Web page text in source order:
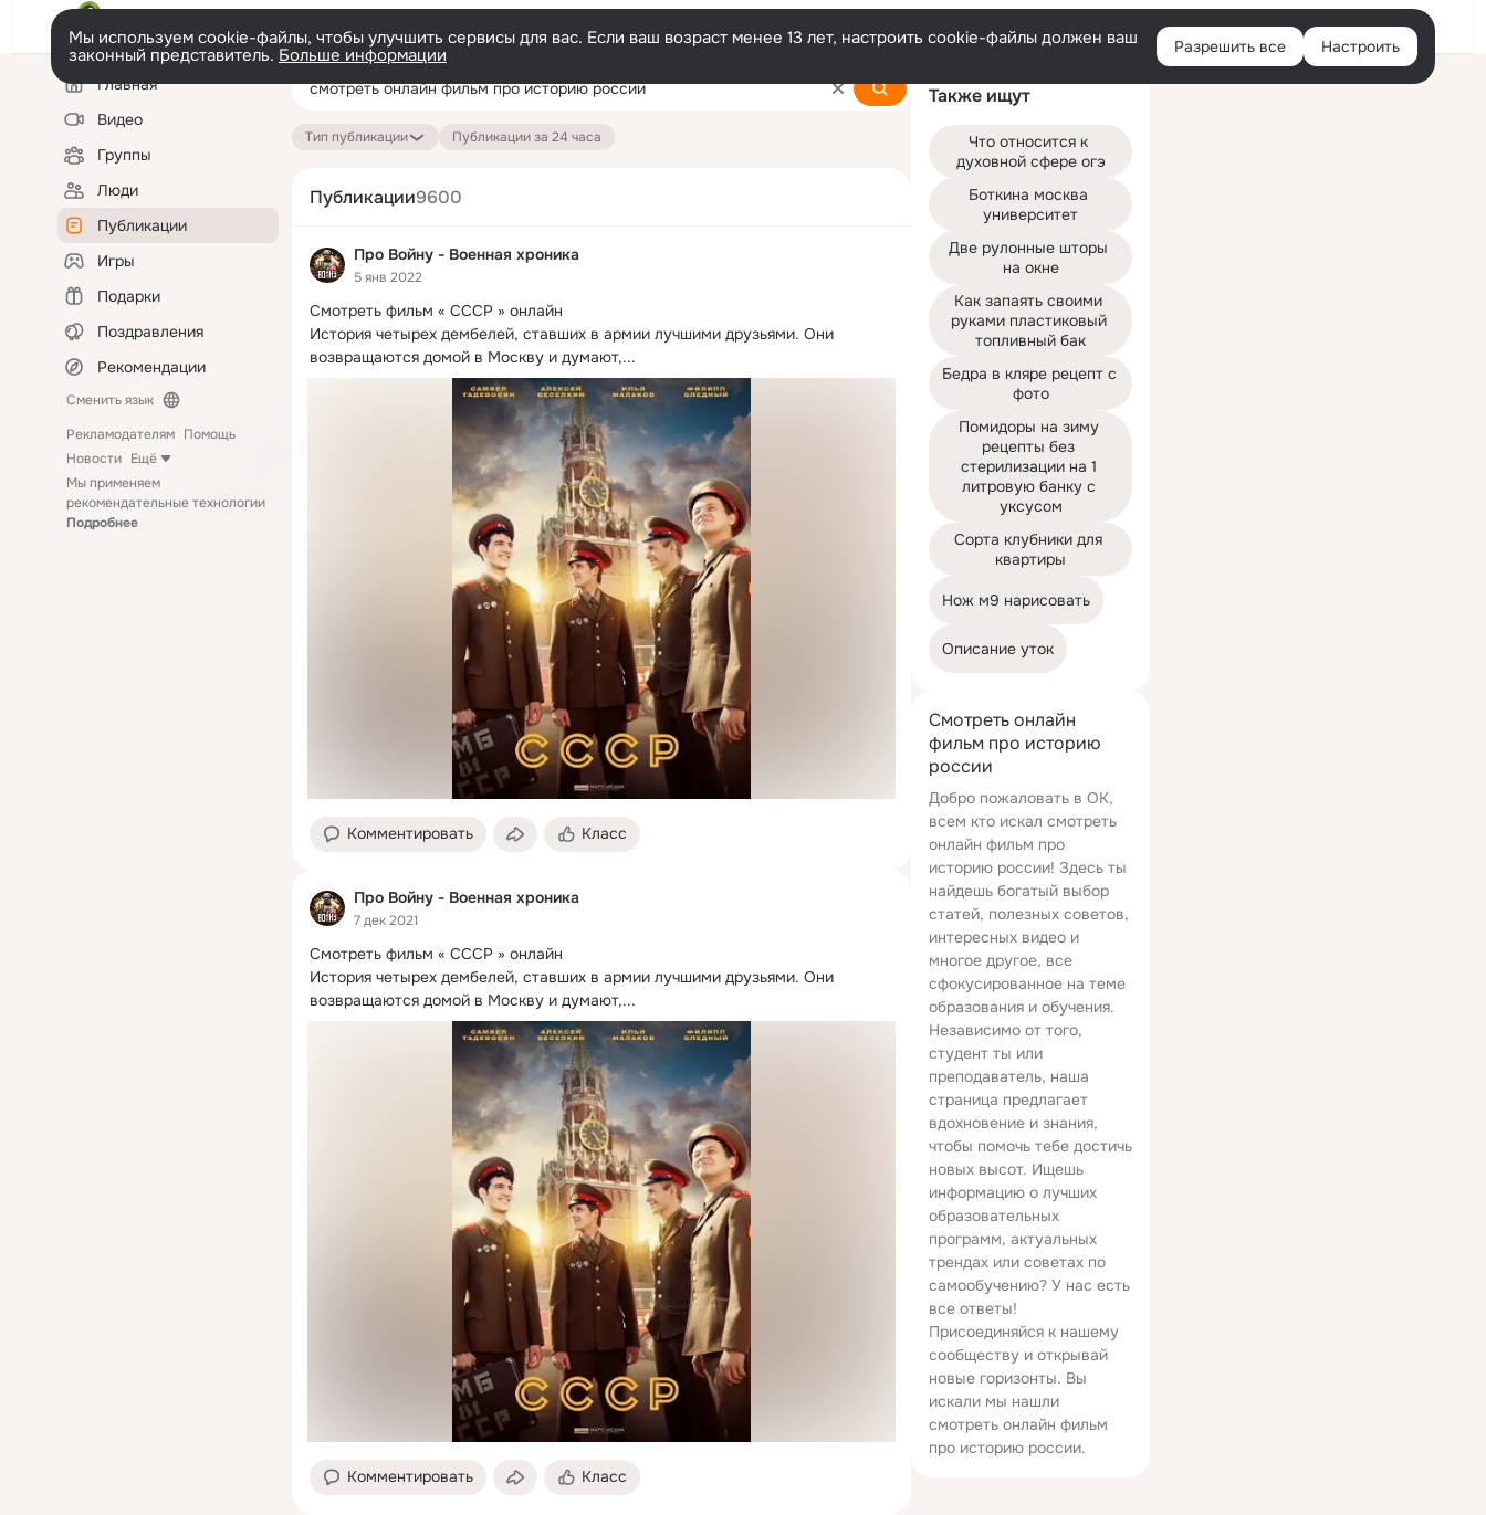
Войти
Мы используем cookie-файлы, чтобы улучшить сервисы для вас. Если ваш возраст менее 13 лет, настроить cookie-файлы должен ваш
законный представитель. Больше информации Разрешить все Настроить
Левая
колонкаГлавная
Видео
Группы
Люди
Публикации
Игры
Подарки
Поздравления
Рекомендации
Сменить язык
Рекламодателям Помощь
Новости Ещё
Мы применяем
рекомендательные технологии
Подробнее
Смотреть онлайн
фильм про историю
россии
Добро пожаловать в ОК,
всем кто искал смотреть
онлайн фильм про
историю россии! Здесь ты
найдешь богатый выбор
статей, полезных советов,
интересных видео и
многое другое, все
сфокусированное на теме
образования и обучения.
Независимо от того,
студент ты или
преподаватель, наша
страница предлагает
вдохновение и знания,
чтобы помочь тебе достичь
новых высот. Ищешь
информацию о лучших
образовательных
программ, актуальных
трендах или советах по
самообучению? У нас есть
все ответы!
Присоединяйся к нашему
сообществу и открывай
новые горизонты. Вы
искали мы нашли
смотреть онлайн фильм
про историю россии.
Также ищут
Что относится к
духовной сфере огэ
Боткина москва
университет
Две рулонные шторы
на окне
Как запаять своими
руками пластиковый
топливный бак
Бедра в кляре рецепт с
фото
Помидоры на зиму
рецепты без
стерилизации на 1
литровую банку с
уксусом
Сорта клубники для
квартиры
Нож м9 нарисовать
Описание уток
Тип публикации
Публикации за 24 часа
Публикации9600
Про Войну - Военная хроника
5 янв 2022
Смотреть фильм « СССР » онлайн
История четырех дембелей, ставших в армии лучшими друзьями. Они
возвращаются домой в Москву и думают,...
Комментировать Класс
Про Войну - Военная хроника
7 дек 2021
Смотреть фильм « СССР » онлайн
История четырех дембелей, ставших в армии лучшими друзьями. Они
возвращаются домой в Москву и думают,...
Комментировать Класс